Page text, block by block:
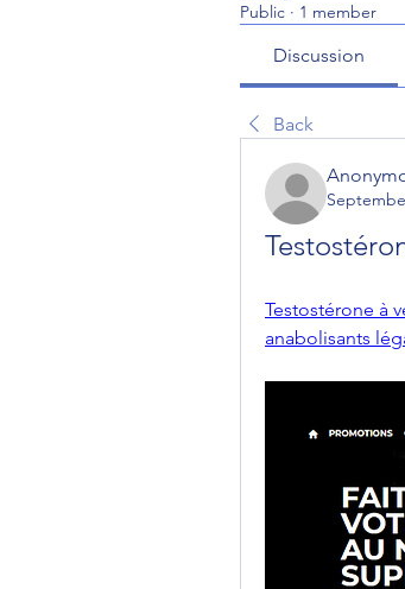
Public · 1 member
Discussion
Back
Testostérone à
anabolisants